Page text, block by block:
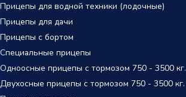
Прицепы для водной техники (лодочные)
Прицепы для дачи
Прицепы с бортом
Специальные прицепы
Одноосные прицепы с тормозом 750 - 3500 кг.
Двухосные прицепы с тормозом 750 - 3500 кг.